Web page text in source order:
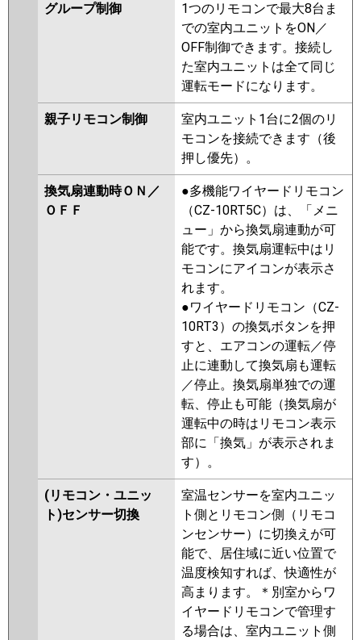
グループ制御
1つのリモコンで最大8台ま
での室内ユニットをON／
OFF制御できます。接続し
た室内ユニットは全て同じ
運転モードになります。
親子リモコン制御
室内ユニット1台に2個のリ
モコンを接続できます（後
押し優先）。
換気扇連動時ＯＮ／
ＯＦＦ
●多機能ワイヤードリモコン
（CZ-10RT5C）は、「メニ
ュー」から換気扇連動が可
能です。換気扇運転中はリ
モコンにアイコンが表示さ
れます。
●ワイヤードリモコン（CZ-
10RT3）の換気ボタンを押
すと、エアコンの運転／停
止に連動して換気扇も運転
／停止。換気扇単独での運
転、停止も可能（換気扇が
運転中の時はリモコン表示
部に「換気」が表示されま
す）。
(リモコン・ユニッ
ト)センサー切換
室温センサーを室内ユニッ
ト側とリモコン側（リモコ
ンセンサー）に切換えが可
能で、居住域に近い位置で
温度検知すれば、快適性が
高まります。＊別室からワ
イヤードリモコンで管理す
る場合は、室内ユニット側